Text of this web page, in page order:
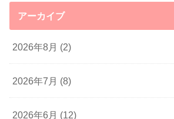
アーカイブ
2026年8月 (2)
2026年7月 (8)
2026年6月 (12)